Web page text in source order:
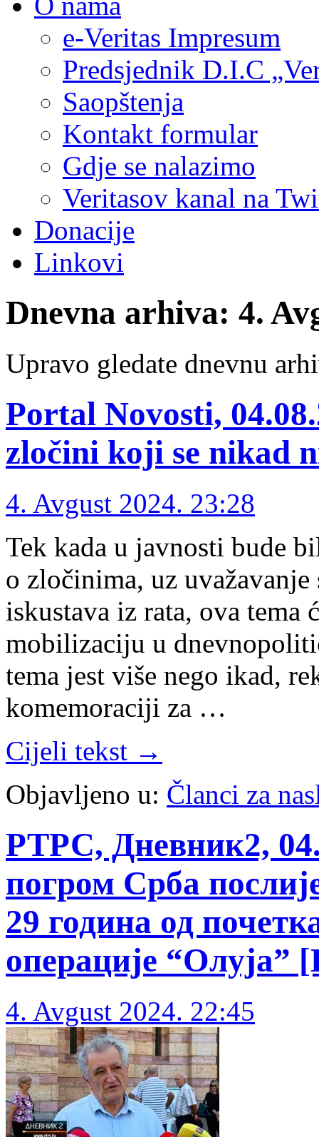
e-Veritas Impresum
Predsjednik D.I.C
Saopštenja
Kontakt formular
Gdje se nalazimo
Veritasov kanal na
Donacije
Linkovi
Dnevna arhiva: 4.
Upravo gledate dnevnu
Portal Novosti,
zločini koji se nikad
4. Avgust 2024. 23:28
Tek kada u javnosti bude
o zločinima, uz
iskustava iz rata, ova tema
mobilizaciju u
tema jest više nego ikad,
komemoraciji za …
Cijeli tekst →
Objavljeno u: Članci za
РТРС, Дневник2,
погром Срба
29 година од
операције “Олуја”
4. Avgust 2024. 22:45